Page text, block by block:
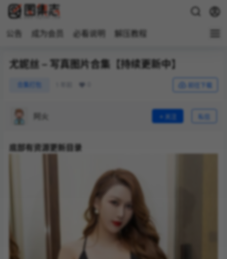
成为会员 必看说明 解压教程
尤妮丝 – 写真图片合集【持续更新中】
阿火
底部有资源更新目录